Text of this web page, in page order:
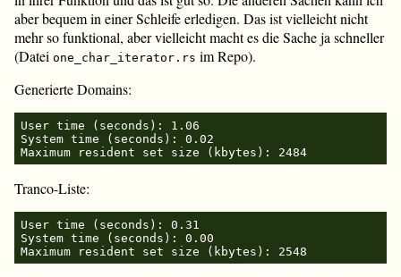
aber bequem in einer Schleife erledigen. Das ist vielleicht nicht
mehr so funktional, aber vielleicht macht es die Sache ja schneller
(Datei one_char_iterator.rs im Repo).
Generierte Domains:
User time (seconds): 1.06
System time (seconds): 0.02
Maximum resident set size (kbytes): 2484
Tranco-Liste:
User time (seconds): 0.31
System time (seconds): 0.00